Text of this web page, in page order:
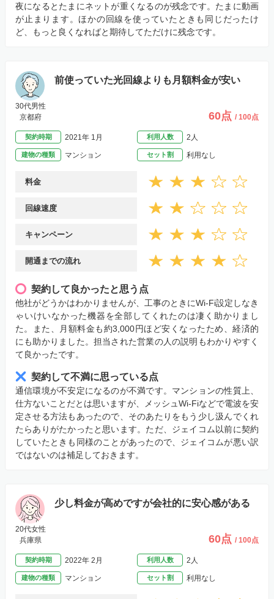
夜になるとたまにネットが重くなるのが残念です。たまに動画
が止まります。ほかの回線を使っていたときも同じだったけ
ど、もっと良くなればと期待してただけに残念です。
前使っていた光回線よりも月額料金が安い
30代男性
京都府
60点 / 100点
契約時期 2021年 1月 利用人数 2人
建物の種類 マンション セット割 利用なし
料金
回線速度
キャンペーン
開通までの流れ
契約して良かったと思う点
他社がどうかはわかりませんが、工事のときにWi-Fi設定しなき
ゃいけいなかった機器を全部してくれたのは凄く助かりまし
た。また、月額料金も約3,000円ほど安くなったため、経済的
にも助かりました。担当された営業の人の説明もわかりやすく
て良かったです。
契約して不満に思っている点
通信環境が不安定になるのが不満です。マンションの性質上、
仕方ないことだとは思いますが、メッシュWi-Fiなどで電波を安
定させる方法もあったので、そのあたりをもう少し汲んでくれ
たらありがたかったと思います。ただ、ジェイコム以前に契約
していたときも同様のことがあったので、ジェイコムが悪い訳
ではないのは補足しておきます。
少し料金が高めですが会社的に安心感がある
20代女性
兵庫県
60点 / 100点
契約時期 2022年 2月 利用人数 2人
建物の種類 マンション セット割 利用なし